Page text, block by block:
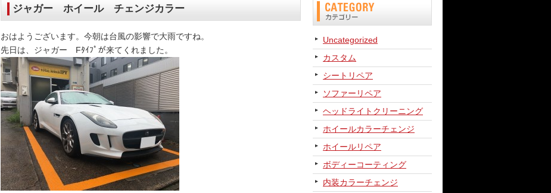
ジャガー ホイール チェンジカラー
おはようございます。今朝は台風の影響で大雨ですね。
先日は、ジャガー Fﾀｲﾌﾟが来てくれました。
Uncategorized
カスタム
シートリペア
ソファーリペア
ヘッドライトクリーニング
ホイールカラーチェンジ
ホイールリペア
ボディーコーティング
内装カラーチェンジ